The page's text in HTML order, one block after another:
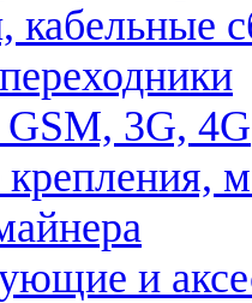
кабельные
3G, 4G
и